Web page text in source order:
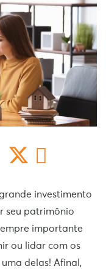
investimento
seu patrimônio
importante
ou lidar com os
delas! Afinal,